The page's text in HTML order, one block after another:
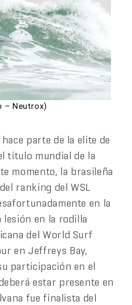
– Neutrox)
parte de la elite de
título mundial de la
momento, la brasileña
ranking del WSL
en la
en la rodilla
del World Surf
en Jeffreys Bay,
participación en el
estar presente en
fue finalista del